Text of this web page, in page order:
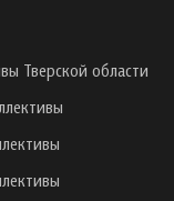
Тверской области